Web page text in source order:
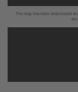
The map has been deactivated